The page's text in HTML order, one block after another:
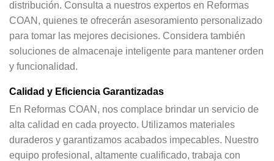
distribución. Consulta a nuestros expertos en Reformas
COAN, quienes te ofrecerán asesoramiento personalizado
para tomar las mejores decisiones. Considera también
soluciones de almacenaje inteligente para mantener orden
y funcionalidad.
Calidad y Eficiencia Garantizadas
En Reformas COAN, nos complace brindar un servicio de
alta calidad en cada proyecto. Utilizamos materiales
duraderos y garantizamos acabados impecables. Nuestro
equipo profesional, altamente cualificado, trabaja con